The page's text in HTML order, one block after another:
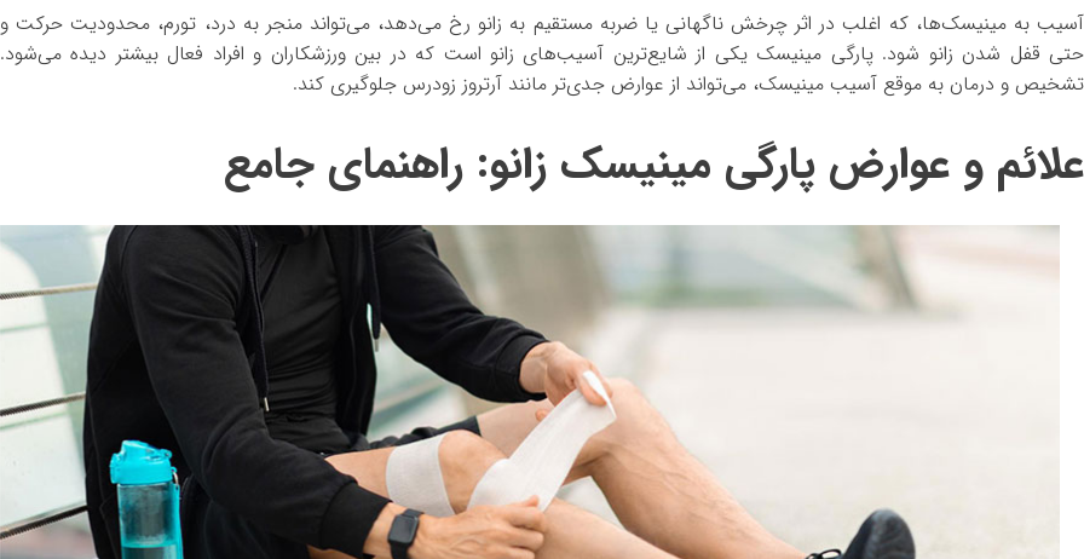
آسیب به مینیسک‌ها، که اغلب در اثر چرخش ناگهانی یا ضربه مستقیم به زانو رخ می‌دهد، می‌تواند منجر به درد، تورم، محدودیت حرکت و
حتی قفل شدن زانو شود. پارگی مینیسک یکی از شایع‌ترین آسیب‌های زانو است که در بین ورزشکاران و افراد فعال بیشتر دیده می‌شود.
تشخیص و درمان به موقع آسیب مینیسک، می‌تواند از عوارض جدی‌تر مانند آرتروز زودرس جلوگیری کند.
علائم و عوارض پارگی مینیسک زانو: راهنمای جامع